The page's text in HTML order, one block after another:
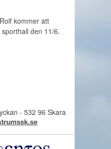
kommer att
den 11/6.
- 532 96 Skara